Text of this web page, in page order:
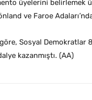
üyelerini belirlemek
ve Faroe
Sosyal Demokratlar
kazanmıştı. (AA)